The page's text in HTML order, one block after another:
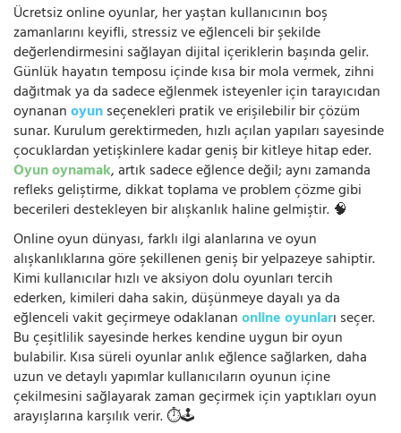
Ücretsiz online oyunlar, her yaştan kullanıcının boş
zamanlarını keyifli, stressiz ve eğlenceli bir şekilde
değerlendirmesini sağlayan dijital içeriklerin başında gelir.
Günlük hayatın temposu içinde kısa bir mola vermek, zihni
dağıtmak ya da sadece eğlenmek isteyenler için tarayıcıdan
oynananoyunseçenekleri pratik ve erişilebilir bir çözüm
sunar. Kurulum gerektirmeden, hızlı açılan yapıları sayesinde
çocuklardan yetişkinlere kadar geniş bir kitleye hitap eder.
Oyun oynamak, artık sadece eğlence değil; aynı zamanda
refleks geliştirme, dikkat toplama ve problem çözme gibi
becerileri destekleyen bir alışkanlık haline gelmiştir. 🧠
Online oyun dünyası, farklı ilgi alanlarına ve oyun
alışkanlıklarına göre şekillenen geniş bir yelpazeye sahiptir.
Kimi kullanıcılar hızlı ve aksiyon dolu oyunları tercih
ederken, kimileri daha sakin, düşünmeye dayalı ya da
eğlenceli vakit geçirmeye odaklananonline oyunları seçer.
Bu çeşitlilik sayesinde herkes kendine uygun bir oyun
bulabilir. Kısa süreli oyunlar anlık eğlence sağlarken, daha
uzun ve detaylı yapımlar kullanıcıların oyunun içine
çekilmesini sağlayarak zaman geçirmek için yaptıkları oyun
arayışlarına karşılık verir. ⏱️🕹️